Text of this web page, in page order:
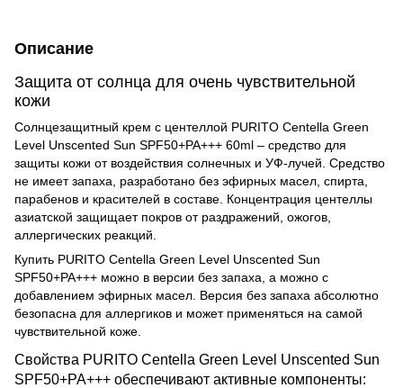
Описание
Защита от солнца для очень чувствительной
кожи
Солнцезащитный крем с центеллой PURITO Centella Green
Level Unscented Sun SPF50+PA+++ 60ml – средство для
защиты кожи от воздействия солнечных и УФ-лучей. Средство
не имеет запаха, разработано без эфирных масел, спирта,
парабенов и красителей в составе. Концентрация центеллы
азиатской защищает покров от раздражений, ожогов,
аллергических реакций.
Купить PURITO Centella Green Level Unscented Sun
SPF50+PA+++ можно в версии без запаха, а можно с
добавлением эфирных масел. Версия без запаха абсолютно
безопасна для аллергиков и может применяться на самой
чувствительной коже.
Свойства PURITO Centella Green Level Unscented Sun
SPF50+PA+++ обеспечивают активные компоненты: